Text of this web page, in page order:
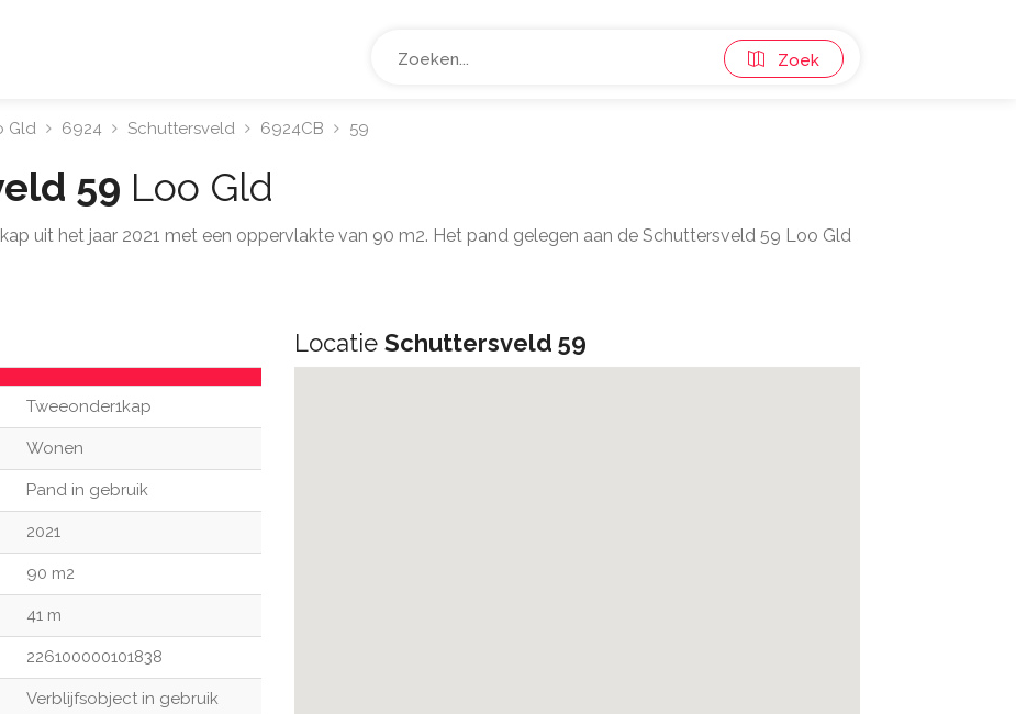
Zoek
Gld 6924 Schuttersveld 6924CB 59
59 Loo Gld
uit het jaar 2021 met een oppervlakte van 90 m2. Het pand gelegen aan de Schuttersveld 59 Loo Gld
Tweeonder1kap
Wonen
Pand in gebruik
2021
90 m2
41 m
226100000101838
Verblijfsobject in gebruik
Locatie Schuttersveld 59